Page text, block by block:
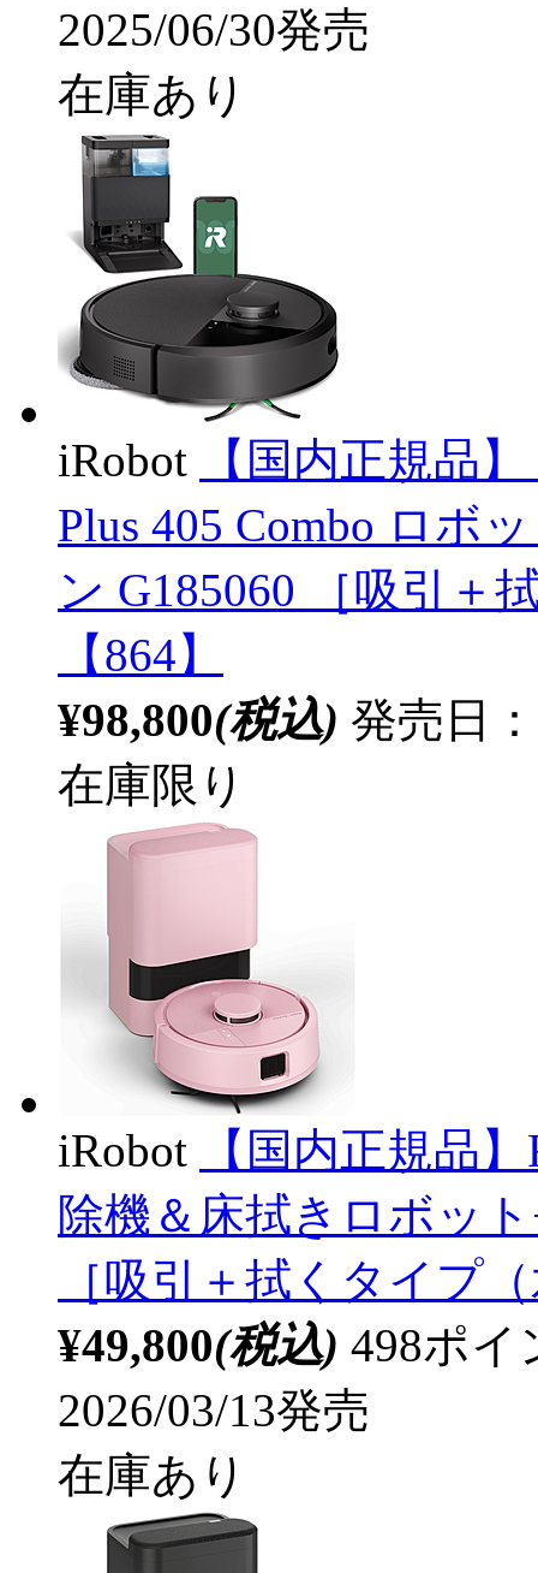
2025/06/30発売
在庫あり
iRobot
【国内正規品
Plus 405 Combo ロボ
ン G185060 ［吸引＋
【864】
¥98,800(税込) 発売日
在庫限り
iRobot
【国内正規品
除機＆床拭きロボッ
［吸引＋拭くタイプ
¥49,800(税込) 498ポ
2026/03/13発売
在庫あり